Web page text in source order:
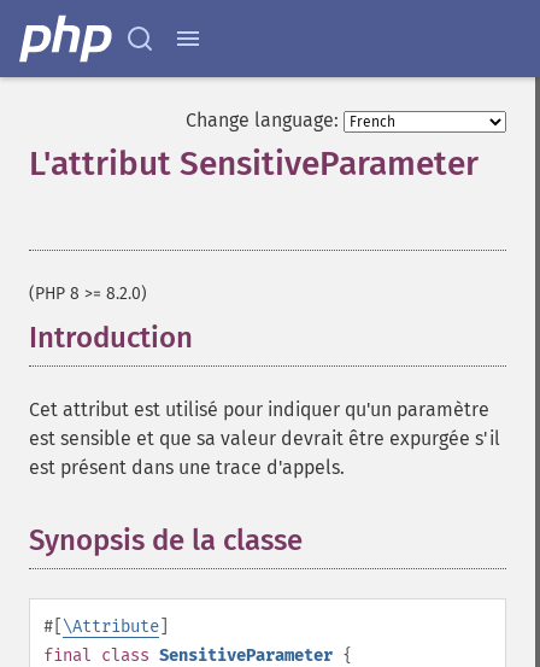
Change language:
L'attribut SensitiveParameter
(PHP 8 >= 8.2.0)
Introduction
Cet attribut est utilisé pour indiquer qu'un paramètre
est sensible et que sa valeur devrait être expurgée s'il
est présent dans une trace d'appels.
Synopsis de la classe
#[ \Attribute
final class SensitiveParameter {